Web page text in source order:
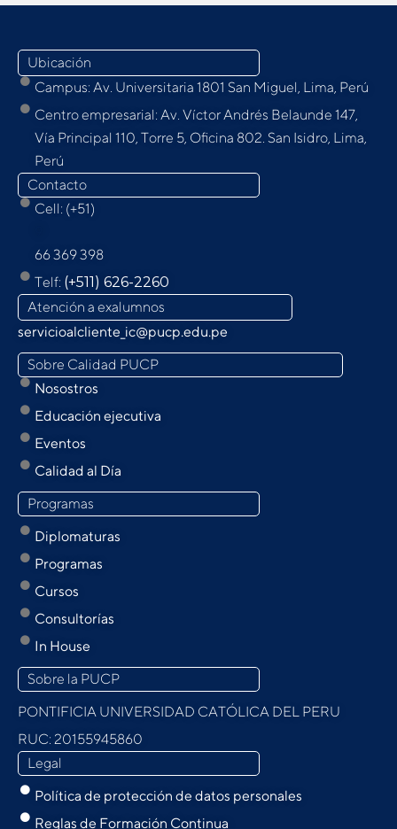
Ubicación
Campus: Av. Universitaria 1801 San Miguel, Lima, Perú
Centro empresarial: Av. Víctor Andrés Belaunde 147,
Vía Principal 110, Torre 5, Oﬁcina 802. San Isidro, Lima,
Perú
Contacto
Cell: (+51)
66 369 398
Telf: (+511) 626-2260
Atención a exalumnos
servicioalcliente_ic@pucp.edu.pe
Sobre Calidad PUCP
Nosostros
Educación ejecutiva
Eventos
Calidad al Día
Programas
Diplomaturas
Programas
Cursos
Consultorías
In House
Sobre la PUCP
PONTIFICIA UNIVERSIDAD CATÓLICA DEL PERU
RUC: 20155945860
Legal
Política de protección de datos personales
Reglas de Formación Continua